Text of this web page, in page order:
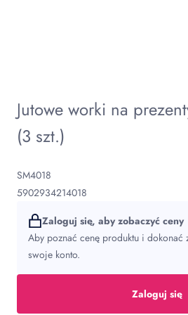
Jutowe worki na
(3 szt.)
SM4018
5902934214018
Zaloguj się, aby zobaczyć ceny
Aby poznać cenę produktu i dokonać
swoje konto.
Zaloguj się